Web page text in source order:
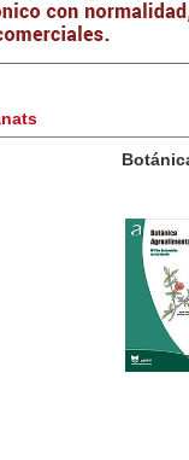
Agroalimentaria
IVA